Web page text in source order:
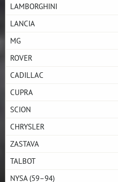
LAMBORGHINI
LANCIA
MG
ROVER
CADILLAC
CUPRA
SCION
CHRYSLER
ZASTAVA
TALBOT
NYSA (59–94)